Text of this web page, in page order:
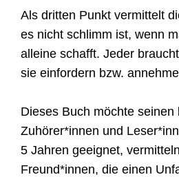
Als dritten Punkt vermittelt
es nicht schlimm ist, wenn
alleine schafft. Jeder
sie einfordern bzw.
Dieses Buch möchte seinen
Zuhörer*innen und
5 Jahren geeignet,
Freund*innen, die einen